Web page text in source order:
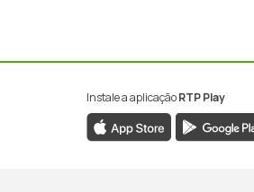
Instale a aplicaçãoRTP Play